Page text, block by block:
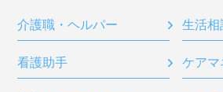
介護職・ヘルパー 生活相
看護助手 ケアマ